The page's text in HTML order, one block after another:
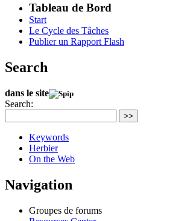
Tableau de Bord
Start
Le Cycle des Tâches
Publier un Rapport Flash
Search
dans le site
Search:
>>
Keywords
Herbier
On the Web
Navigation
Groupes de forums